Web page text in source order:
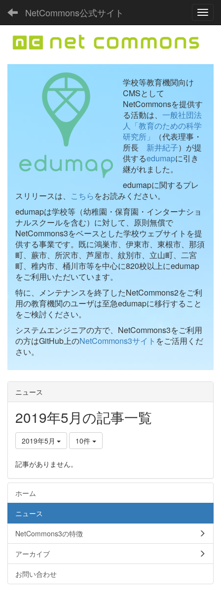
NetCommons公式サイト
学校等教育機関向け
CMSとして
NetCommonsを提供す
る活動は、 一般社団法
人「教育のための科学
研究所」
（代表理事・
所長 新井紀子）が提
供するedumapに引き
継がれました。
edumapに関するプレ
スリリースは、 こちらをお読みください。
edumapは学校等（幼稚園・保育園・インターナショ
ナルスクールを含む）に対して、原則無償で
NetCommons3をベースとした学校ウェブサイトを提
供する事業です。既に鴻巣市、伊東市、東根市、那須
町、蕨市、所沢市、芦屋市、紋別市、立山町、二宮
町、稚内市、桶川市等を中心に820校以上にedumap
をご利用いただいています。
特に、メンテナンスを終了したNetCommons2をご利
用の教育機関のユーザは至急edumapに移行すること
をご検討ください。
システムエンジニアの方で、NetCommons3をご利用
の方はGitHub上のNetCommons3サイト をご活用くだ
さい。
ニュース
2019年5月の記事一覧
2019年5月 10件
記事がありません。
ホーム
ニュース
NetCommons3の特徴
アーカイブ
お問い合わせ